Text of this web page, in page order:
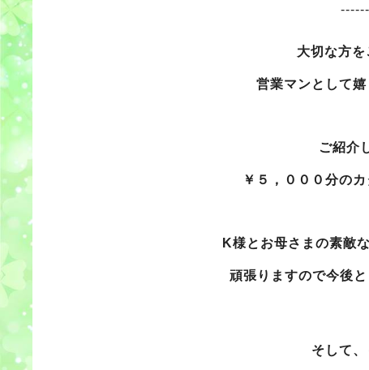
大切な方
営業マンとして
ご紹介
￥５，０００分の
K様とお母さまの素敵
頑張りますので今後
そして